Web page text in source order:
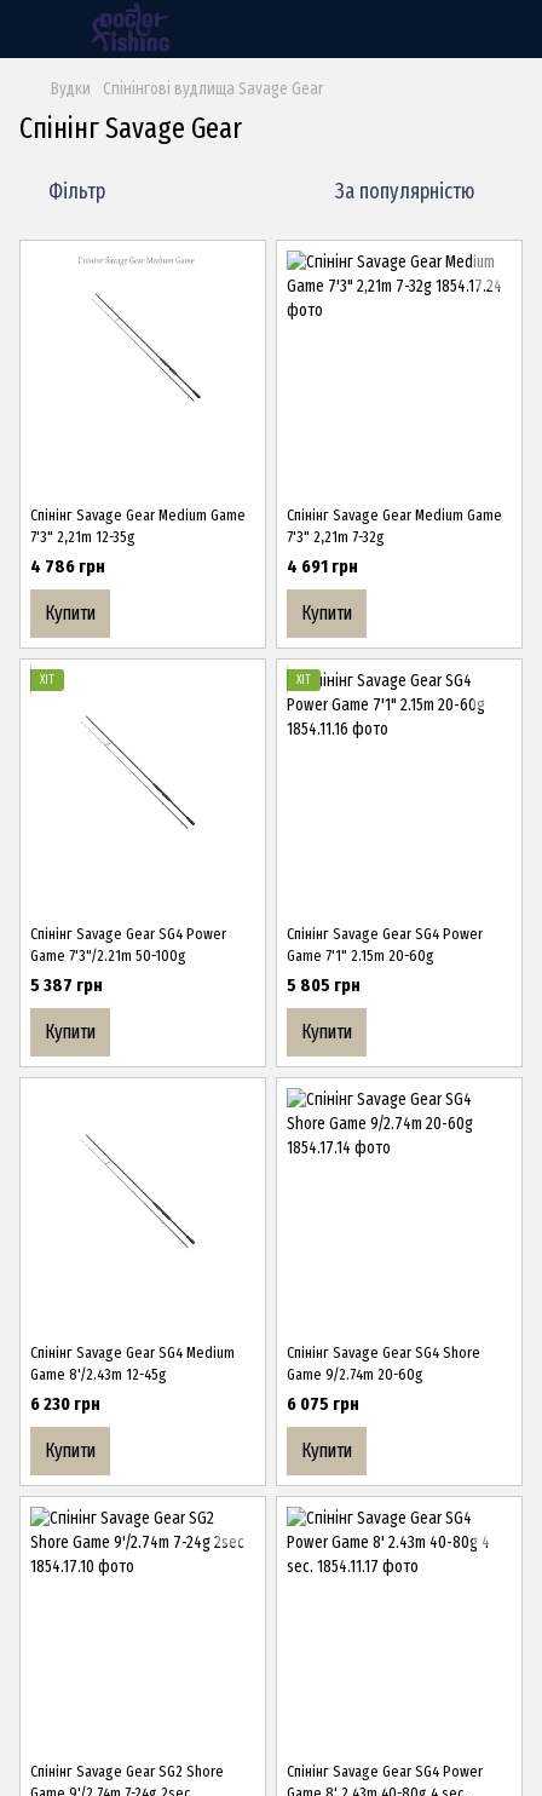
Вудки Спінінгові вудлища Savage Gear
Спінінг Savage Gear
Фільтр За популярністю
Спінінг Savage Gear Medium Game
7'3" 2,21m 12-35g
4 786 грн
Купити
Спінінг Savage Gear Medium Game
7'3" 2,21m 7-32g
4 691 грн
Купити
ХІТ
Спінінг Savage Gear SG4 Power
Game 7'3"/2.21m 50-100g
5 387 грн
Купити
ХІТ
Спінінг Savage Gear SG4 Power
Game 7'1" 2.15m 20-60g
5 805 грн
Купити
Спінінг Savage Gear SG4 Medium
Game 8'/2.43m 12-45g
6 230 грн
Купити
Спінінг Savage Gear SG4 Shore
Game 9/2.74m 20-60g
6 075 грн
Купити
Спінінг Savage Gear SG2 Shore
Спінінг Savage Gear SG4 Power